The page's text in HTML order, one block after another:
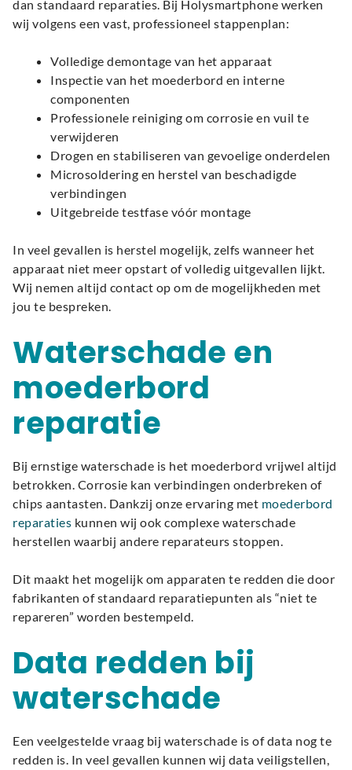
dan standaard reparaties. Bij Holysmartphone werken
wij volgens een vast, professioneel stappenplan:
Volledige demontage van het apparaat
Inspectie van het moederbord en interne
componenten
Professionele reiniging om corrosie en vuil te
verwijderen
Drogen en stabiliseren van gevoelige onderdelen
Microsoldering en herstel van beschadigde
verbindingen
Uitgebreide testfase vóór montage
In veel gevallen is herstel mogelijk, zelfs wanneer het
apparaat niet meer opstart of volledig uitgevallen lijkt.
Wij nemen altijd contact op om de mogelijkheden met
jou te bespreken.
Waterschade en
moederbord
reparatie
Bij ernstige waterschade is het moederbord vrijwel altijd
betrokken. Corrosie kan verbindingen onderbreken of
chips aantasten. Dankzij onze ervaring met moederbord
reparaties kunnen wij ook complexe waterschade
herstellen waarbij andere reparateurs stoppen.
Dit maakt het mogelijk om apparaten te redden die door
fabrikanten of standaard reparatiepunten als “niet te
repareren” worden bestempeld.
Data redden bij
waterschade
Een veelgestelde vraag bij waterschade is of data nog te
redden is. In veel gevallen kunnen wij data veiligstellen,